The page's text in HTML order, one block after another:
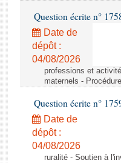
Question écrite n°
Date de
dépôt :
04/08/2026
professions et
maternels -
Question écrite n°
Date de
dépôt :
04/08/2026
ruralité - Soutien à